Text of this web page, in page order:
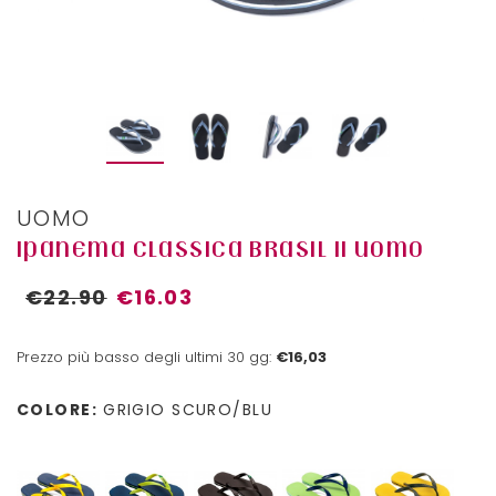
UOMO
IPANEMA CLASSICA BRASIL II UOMO
€22.90 €16.03
Prezzo più basso degli ultimi 30 gg: €16,03
COLORE: GRIGIO SCURO/BLU